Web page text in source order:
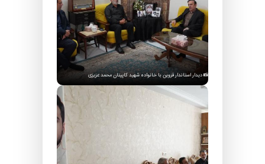
📸 دیدار استاندار قزوین با خانواده شهید کاپیتان محمد عزیزی